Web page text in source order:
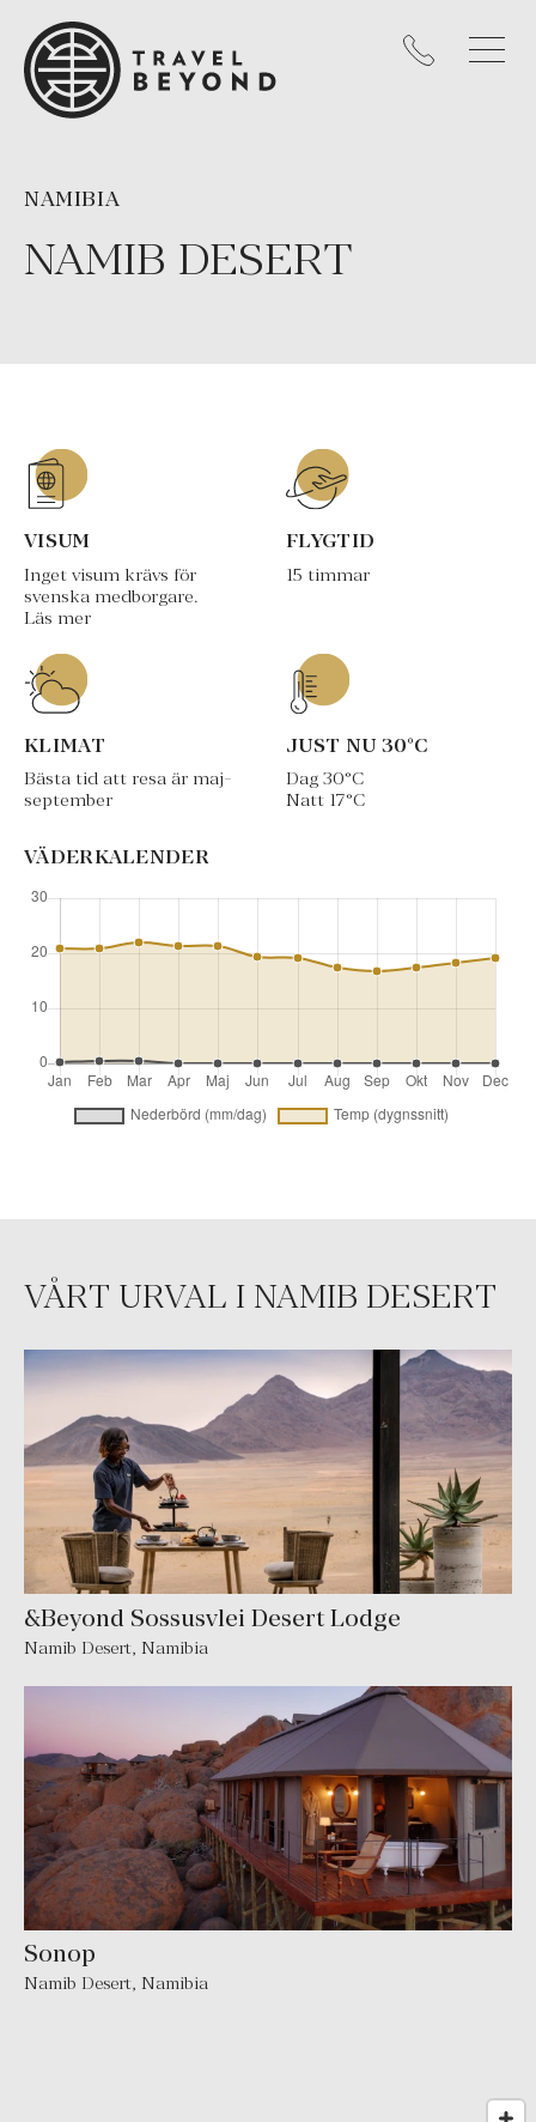
NAMIB DESERT
NAMIBIA
VISUM
Inget visum krävs för
svenska medborgare.
Läs mer
FLYGTID
15 timmar
KLIMAT
Bästa tid att resa är maj-
september
JUST NU 30°C
Dag 30°C
Natt 17°C
VÄDERKALENDER
VÅRT URVAL I NAMIB DESERT
&Beyond Sossusvlei Desert Lodge
Namib Desert, Namibia
Sonop
Namib Desert, Namibia